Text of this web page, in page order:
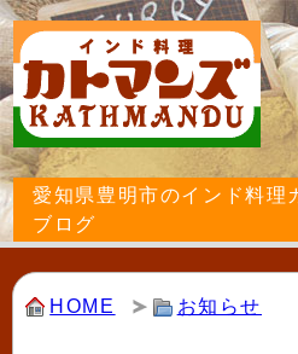
愛知県豊明市のインド料理
ブログ
HOME お知らせ